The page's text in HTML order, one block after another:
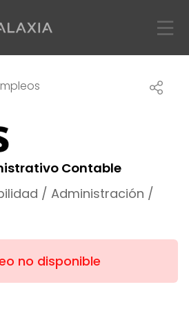
Contable
/ Administración /
no disponible